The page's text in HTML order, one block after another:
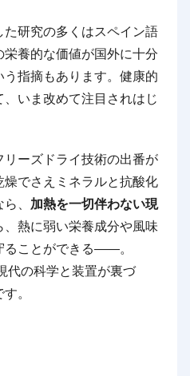
研究の多くはスペイン語
養的な価値が国外に十分
指摘もあります。健康的
いま改めて注目されはじ
ーズドライ技術の出番が
でさえミネラルと抗酸化
、 加熱を一切伴わない現
、熱に弱い栄養成分や風味
ることができる——。
代の科学と装置が裏づ
。